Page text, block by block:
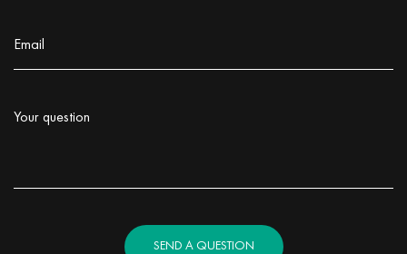
Email
Your question
SEND A QUESTION